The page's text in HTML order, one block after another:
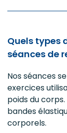
Quels types
séances de
Nos séances
exercices
poids du
bandes
corporels.